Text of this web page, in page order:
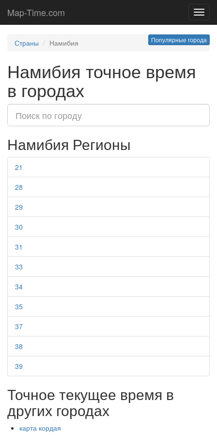
Map-Time.com
Популярные города
Страны Намибия
Намибия точное время
в городах
Намибия Регионы
21
28
29
30
31
33
34
35
37
38
39
Точное текущее время в
других городах
карта кордая